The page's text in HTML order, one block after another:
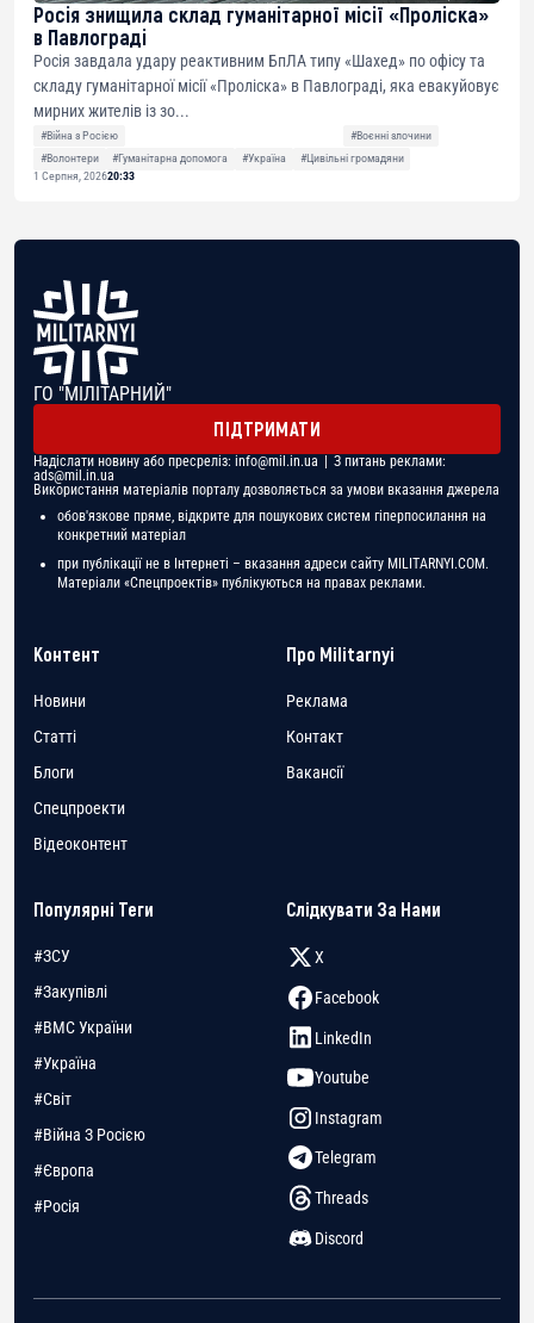
Росія знищила склад гуманітарної місії «Проліска»
в Павлограді
Росія завдала удару реактивним БпЛА типу «Шахед» по офісу та
складу гуманітарної місії «Проліска» в Павлограді, яка евакуйовує
мирних жителів із зо...
#Війна з Росією
#Воєнні злочини
#Волонтери
#Гуманітарна допомога #Україна
#Цивільні громадяни
1 Серпня, 202620:33
ГО "МІЛІТАРНИЙ"
ПІДТРИМАТИ
Надіслати новину або пресреліз: info@mil.in.ua | З питань реклами:
ads@mil.in.ua
Використання матеріалів порталу дозволяється за умови вказання джерела
обов'язкове пряме, відкрите для пошукових систем гіперпосилання на
конкретний матеріал
при публікації не в Інтернеті – вказання адреси сайту MILITARNYI.COM.
Матеріали «Спецпроектів» публікуються на правах реклами.
Контент
Новини
Статті
Блоги
Спецпроекти
Відеоконтент
Про Militarnyi
Реклама
Контакт
Вакансії
Популярні Теги
#ЗСУ
#Закупівлі
#ВМС України
#Україна
#Світ
#Війна З Росією
#Європа
#Росія
Слідкувати За Нами
X
Facebook
LinkedIn
Youtube
Instagram
Telegram
Threads
Discord